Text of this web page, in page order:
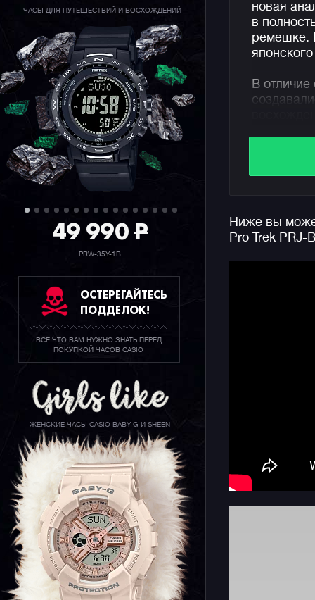
ЧАСЫ ДЛЯ ПУТЕШЕСТВИЙ И ВОСХОЖДЕНИЙ
49 990P
PRW-35Y-1B
ОСТЕРЕГАЙТЕСЬ
ПОДДЕЛОК!
ВСЕ ЧТО ВАМ НУЖНО ЗНАТЬ ПЕРЕД
ПОКУПКОЙ ЧАСОВ CASIO
ЖЕНСКИЕ ЧАСЫ CASIO BABY-G И SHEEN
новая
в
ремешке.
В
запястье.
На борту
метров,
Casio. А
Ниже вы
Pro Trek PRJ-